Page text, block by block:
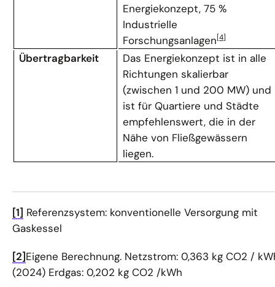
Energiekonzept, 75 %
Industrielle
Forschungsanlagen[4]
Übertragbarkeit
Das Energiekonzept ist in alle
Richtungen skalierbar
(zwischen 1 und 200 MW) und
ist für Quartiere und Städte
empfehlenswert, die in der
Nähe von Fließgewässern
liegen.
[1] Referenzsystem: konventionelle Versorgung mit
Gaskessel
[2]Eigene Berechnung. Netzstrom: 0,363 kg CO2 /
(2024) Erdgas: 0,202 kg CO2 /kWh